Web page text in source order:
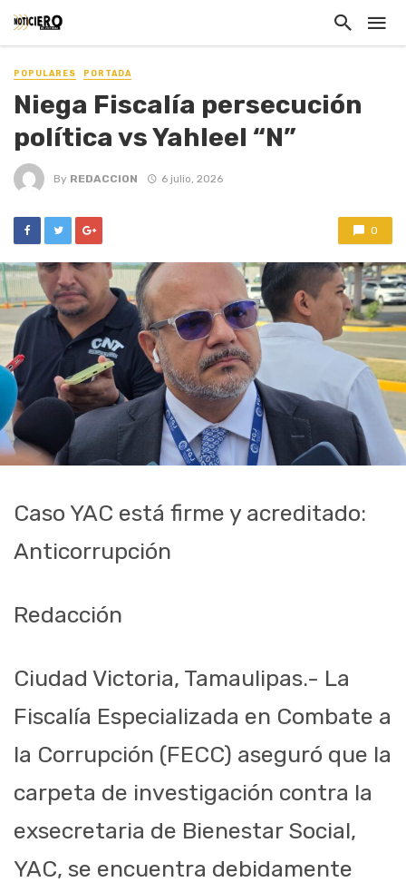
POPULARES PORTADA
Niega Fiscalía persecución
política vs Yahleel “N”
By REDACCION 6 julio, 2026
0
Caso YAC está firme y acreditado:
Anticorrupción
Redacción
Ciudad Victoria, Tamaulipas.- La
Fiscalía Especializada en Combate a
la Corrupción (FECC) aseguró que la
carpeta de investigación contra la
exsecretaria de Bienestar Social,
YAC, se encuentra debidamente